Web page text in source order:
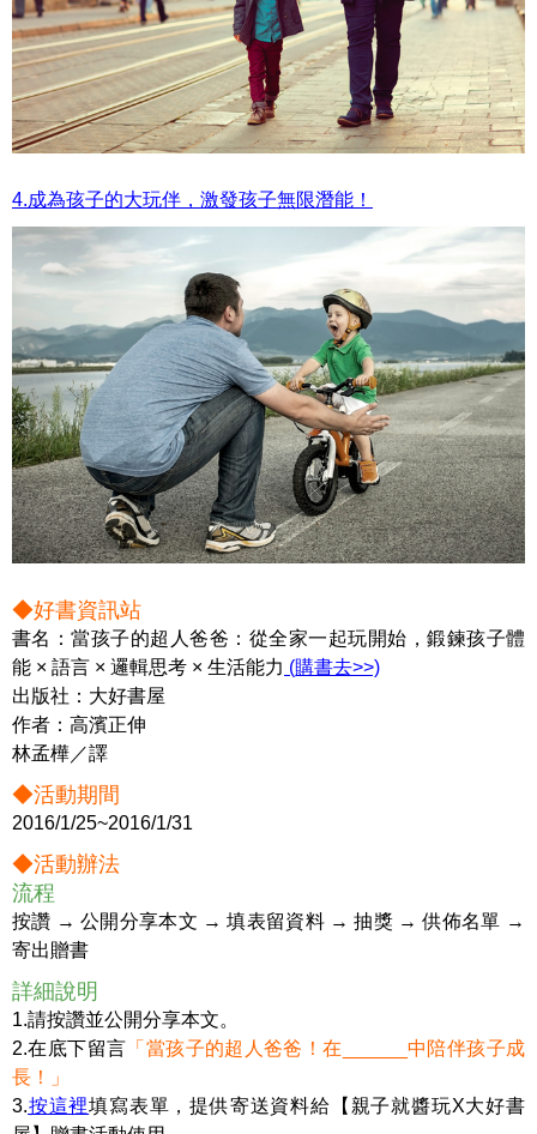
4.成為孩子的大玩伴，激發孩子無限潛能！
◆好書資訊站
書名：當孩子的超人爸爸：從全家一起玩開始，鍛鍊孩子體
能 × 語言 × 邏輯思考 × 生活能力 (購書去>>)
出版社：大好書屋
作者：高濱正伸
林孟樺／譯
◆活動期間
2016/1/25~2016/1/31
◆活動辦法
流程
按讚 → 公開分享本文 → 填表留資料 → 抽獎 → 供佈名單 →
寄出贈書
詳細說明
1.請按讚並公開分享本文。
2.在底下留言 「當孩子的超人爸爸！在______中陪伴孩子成
長！」
3.按這裡填寫表單，提供寄送資料給【親子就醬玩X大好書